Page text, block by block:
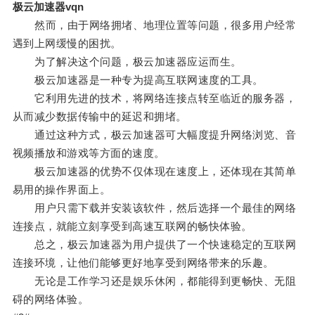
极云加速器vqn
然而，由于网络拥堵、地理位置等问题，很多用户经常
遇到上网缓慢的困扰。
为了解决这个问题，极云加速器应运而生。
极云加速器是一种专为提高互联网速度的工具。
它利用先进的技术，将网络连接点转至临近的服务器，
从而减少数据传输中的延迟和拥堵。
通过这种方式，极云加速器可大幅度提升网络浏览、音
视频播放和游戏等方面的速度。
极云加速器的优势不仅体现在速度上，还体现在其简单
易用的操作界面上。
用户只需下载并安装该软件，然后选择一个最佳的网络
连接点，就能立刻享受到高速互联网的畅快体验。
总之，极云加速器为用户提供了一个快速稳定的互联网
连接环境，让他们能够更好地享受到网络带来的乐趣。
无论是工作学习还是娱乐休闲，都能得到更畅快、无阻
碍的网络体验。